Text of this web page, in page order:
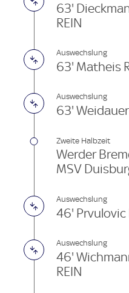
63'
REIN
Auswechslung
63' Matheis
Auswechslung
63' Weidauer
Zweite Halbzeit
Werder
MSV
Auswechslung
46' Prvulovic
Auswechslung
46'
REIN